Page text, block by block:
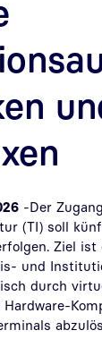
-Der
(TI) soll
Ziel ist
und
durch